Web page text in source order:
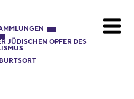
JÜDISCHEN OPFER DES